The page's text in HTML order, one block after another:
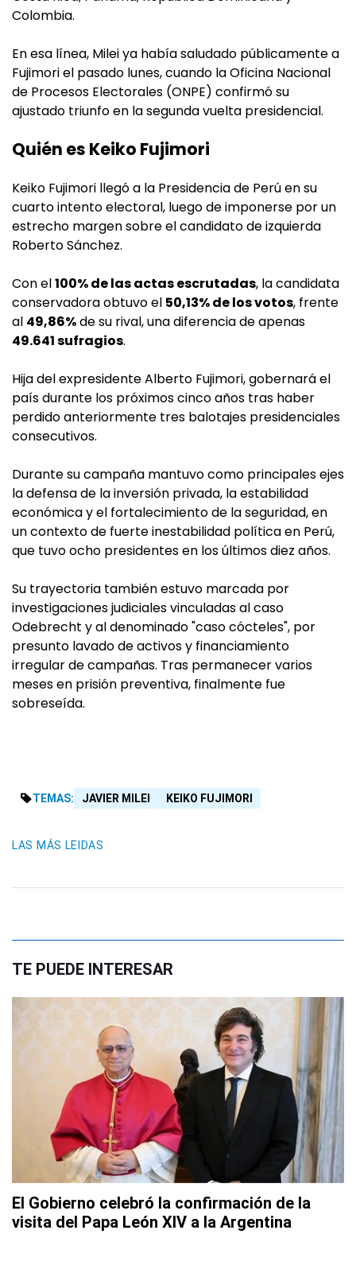
Colombia.
En esa línea, Milei ya había saludado públicamente a
Fujimori el pasado lunes, cuando la Oficina Nacional
de Procesos Electorales (ONPE) confirmó su
ajustado triunfo en la segunda vuelta presidencial.
Quién es Keiko Fujimori
Keiko Fujimori llegó a la Presidencia de Perú en su
cuarto intento electoral, luego de imponerse por un
estrecho margen sobre el candidato de izquierda
Roberto Sánchez.
Con el100% de las actas escrutadas, la candidata
conservadora obtuvo el 50,13% de los votos, frente
al 49,86%de su rival, una diferencia de apenas
49.641 sufragios.
Hija del expresidente Alberto Fujimori, gobernará el
país durante los próximos cinco años tras haber
perdido anteriormente tres balotajes presidenciales
consecutivos.
Durante su campaña mantuvo como principales ejes
la defensa de la inversión privada, la estabilidad
económica y el fortalecimiento de la seguridad, en
un contexto de fuerte inestabilidad política en Perú,
que tuvo ocho presidentes en los últimos diez años.
Su trayectoria también estuvo marcada por
investigaciones judiciales vinculadas al caso
Odebrecht y al denominado "caso cócteles", por
presunto lavado de activos y financiamiento
irregular de campañas. Tras permanecer varios
meses en prisión preventiva, finalmente fue
sobreseída.
TEMAS: JAVIER MILEI KEIKO FUJIMORI
LAS MÁS LEIDAS
TE PUEDE INTERESAR
El Gobierno celebró la confirmación de la
visita del Papa León XIV a la Argentina